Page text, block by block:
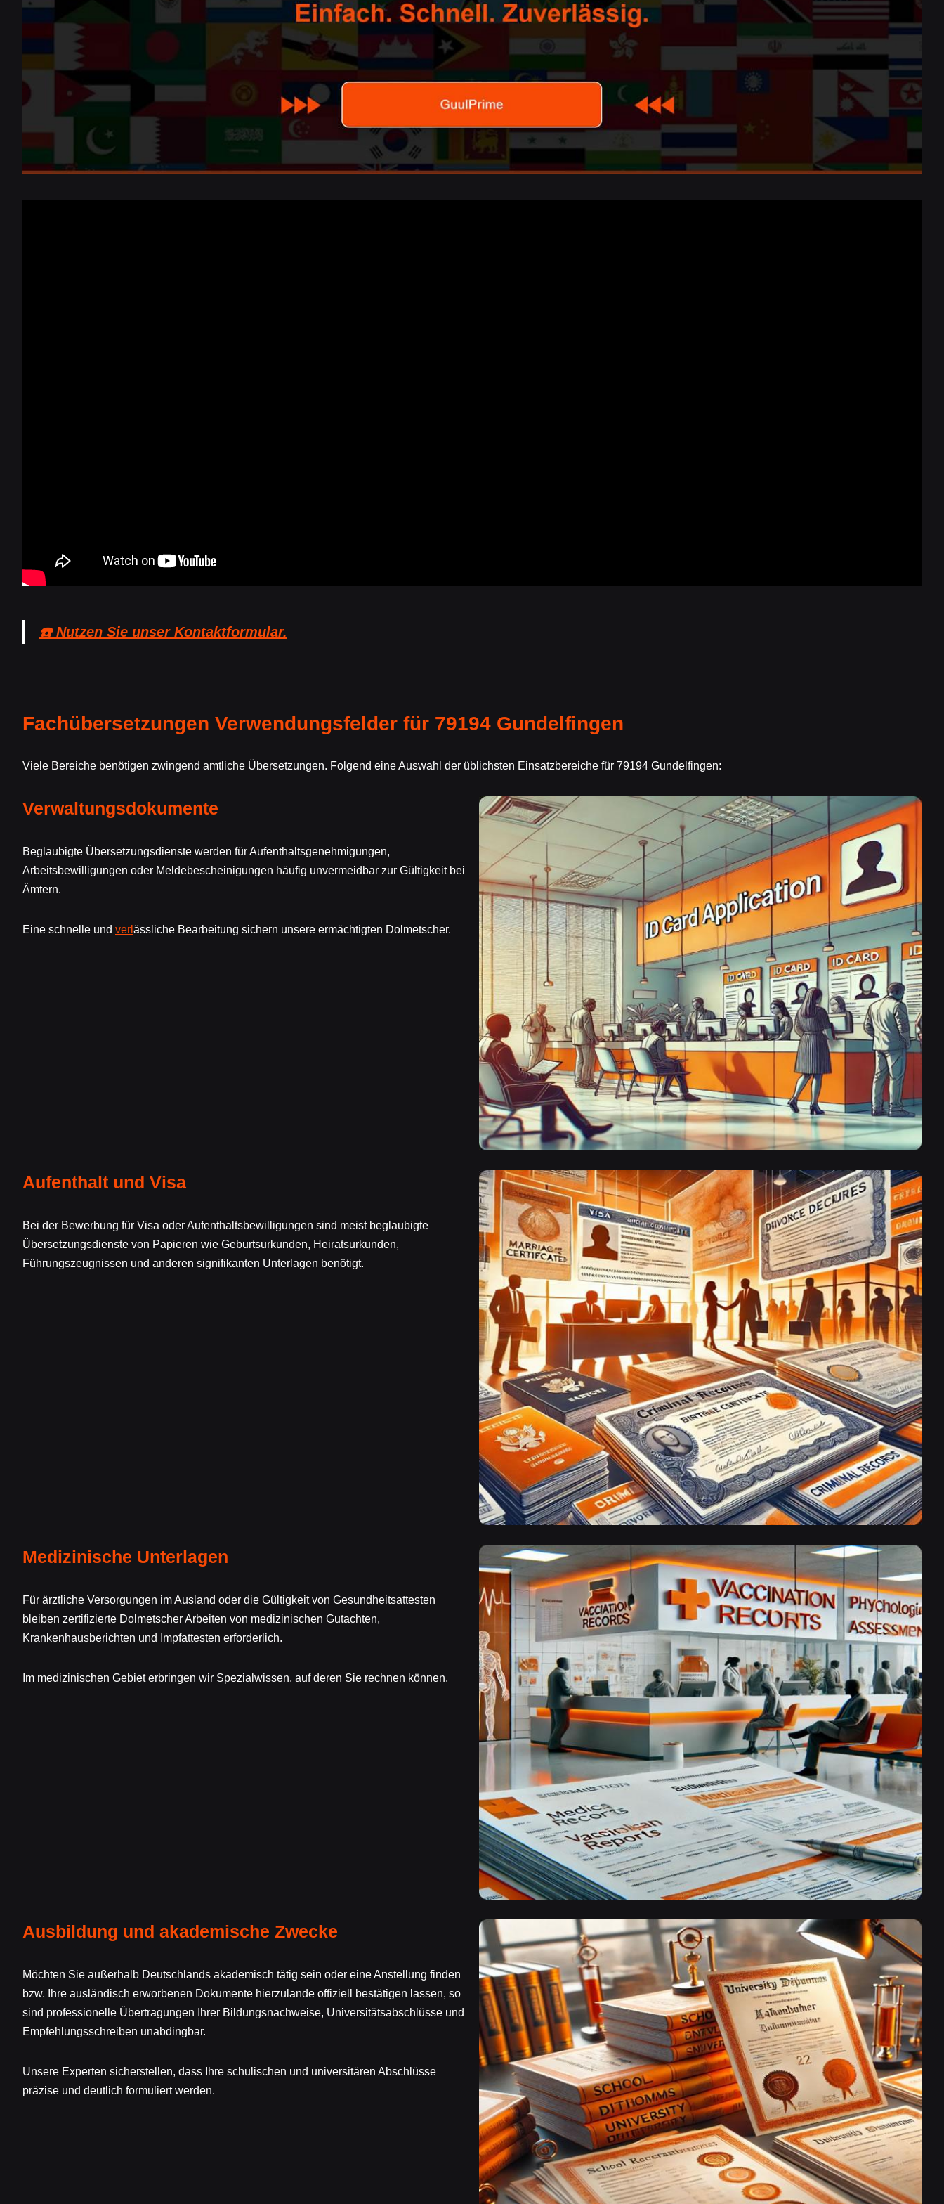
☎️ Nutzen Sie unser Kontaktformular.
Fachübersetzungen Verwendungsfelder für 79194 Gundelfingen
Viele Bereiche benötigen zwingend amtliche Übersetzungen. Folgend eine Auswahl der üblichsten Einsatzbereiche für 79194 Gundelfingen:
Verwaltungsdokumente
Beglaubigte Übersetzungsdienste werden für Aufenthaltsgenehmigungen,
Arbeitsbewilligungen oder Meldebescheinigungen häufig unvermeidbar zur Gültigkeit bei
Ämtern.
Eine schnelle und verl ässliche Bearbeitung sichern unsere ermächtigten Dolmetscher.
Aufenthalt und Visa
Bei der Bewerbung für Visa oder Aufenthaltsbewilligungen sind meist beglaubigte
Übersetzungsdienste von Papieren wie Geburtsurkunden, Heiratsurkunden,
Führungszeugnissen und anderen signifikanten Unterlagen benötigt.
Medizinische Unterlagen
Für ärztliche Versorgungen im Ausland oder die Gültigkeit von Gesundheitsattesten
bleiben zertifizierte Dolmetscher Arbeiten von medizinischen Gutachten,
Krankenhausberichten und Impfattesten erforderlich.
Im medizinischen Gebiet erbringen wir Spezialwissen, auf deren Sie rechnen können.
Ausbildung und akademische Zwecke
Möchten Sie außerhalb Deutschlands akademisch tätig sein oder eine Anstellung finden
bzw. Ihre ausländisch erworbenen Dokumente hierzulande offiziell bestätigen lassen, so
sind professionelle Übertragungen Ihrer Bildungsnachweise, Universitätsabschlüsse und
Empfehlungsschreiben unabdingbar.
Unsere Experten sicherstellen, dass Ihre schulischen und universitären Abschlüsse
präzise und deutlich formuliert werden.